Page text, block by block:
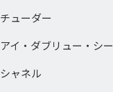
チューダー
アイ・ダブリュー・シー
シャネル